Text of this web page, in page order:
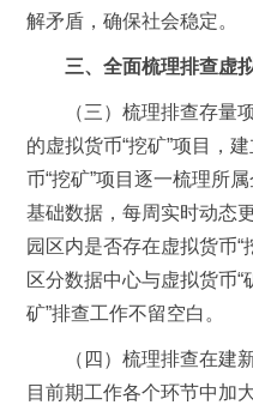
解矛盾，确保社会稳定。
三、全面梳理排查虚
（三）梳理排查存量
的虚拟货币“挖矿”项目，
币“挖矿”项目逐一梳理所
基础数据，每周实时动态
园区内是否存在虚拟货币
区分数据中心与虚拟货币“
矿”排查工作不留空白。
（四）梳理排查在建
目前期工作各个环节中加